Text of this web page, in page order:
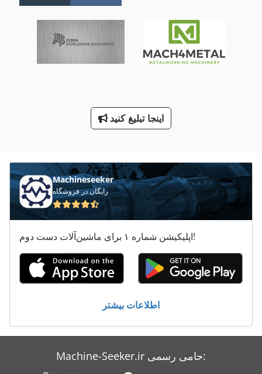
برطرف کننده صفحه
صفحه جعبه
ماشین معاون 200 Mm
معاون 200 Mm
اینجا تبلیغ کنید
Machineseeker
رایگان در فروشگاه
اپلیکیشن شماره ۱ برای ماشین‌آلات دست دوم!
اطلاعات بیشتر
Machine-Seeker.ir حامی رسمی: